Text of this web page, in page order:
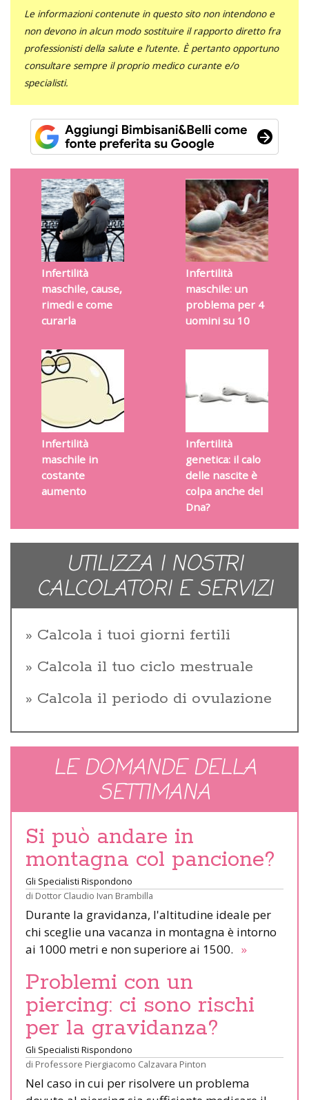
Le informazioni contenute in questo sito non intendono e
non devono in alcun modo sostituire il rapporto diretto fra
professionisti della salute e l’utente. È pertanto opportuno
consultare sempre il proprio medico curante e/o
specialisti.
Infertilità
maschile, cause,
rimedi e come
curarla
Infertilità
maschile: un
problema per 4
uomini su 10
Infertilità
maschile in
costante
aumento
Infertilità
genetica: il calo
delle nascite è
colpa anche del
Dna?
UTILIZZA I NOSTRI
CALCOLATORI E SERVIZI
Calcola i tuoi giorni fertili
Calcola il tuo ciclo mestruale
Calcola il periodo di ovulazione
LE DOMANDE DELLA
SETTIMANA
Si può andare in
montagna col pancione?
Gli Specialisti Rispondono
di Dottor Claudio Ivan Brambilla
Durante la gravidanza, l'altitudine ideale per
chi sceglie una vacanza in montagna è intorno
ai 1000 metri e non superiore ai 1500. »
Problemi con un
piercing: ci sono rischi
per la gravidanza?
Gli Specialisti Rispondono
di Professore Piergiacomo Calzavara Pinton
Nel caso in cui per risolvere un problema